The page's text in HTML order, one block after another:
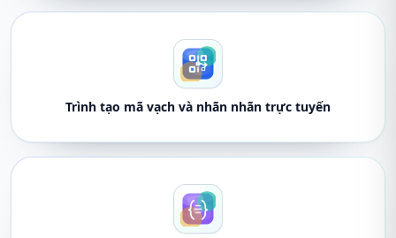
Trình tạo mã vạch và nhãn nhãn trực tuyến